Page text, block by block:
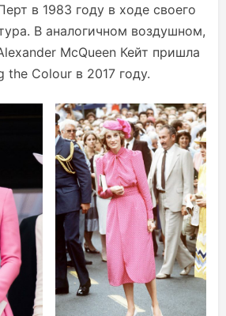
в 1983 году в ходе своего
В аналогичном воздушном,
McQueen Кейт пришла
the Colour в 2017 году.